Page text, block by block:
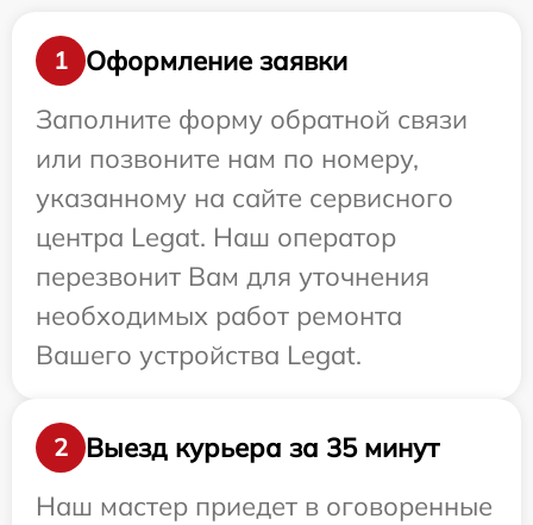
1
Оформление заявки
Заполните форму обратной связи
или позвоните нам по номеру,
указанному на сайте сервисного
центра Legat. Наш оператор
перезвонит Вам для уточнения
необходимых работ ремонта
Вашего устройства Legat.
2
Выезд курьера за 35 минут
Наш мастер приедет в оговоренные